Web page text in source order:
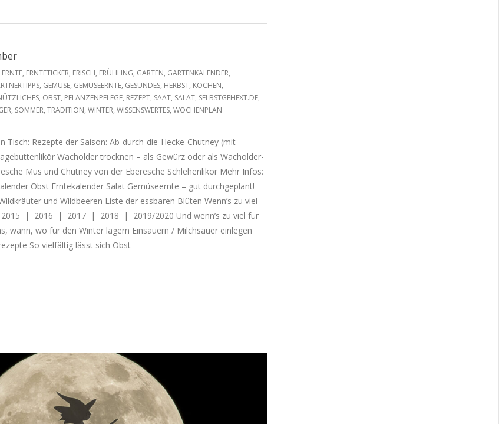
ERNTE, ERNTETICKER, FRISCH, FRÜHLING, GARTEN, GARTENKALENDER,
, GEMÜSE, GEMÜSEERNTE, GESUNDES, HERBST, KOCHEN,
, OBST, PFLANZENPFLEGE, REZEPT, SAAT, SALAT, SELBSTGEHEXT.DE,
, SOMMER, TRADITION, WINTER, WISSENSWERTES, WOCHENPLAN
Tisch: Rezepte der Saison: Ab-durch-die-Hecke-Chutney (mit
Wacholder trocknen – als Gewürz oder als Wacholder-
Mus und Chutney von der Eberesche Schlehenlikör Mehr Infos:
Obst Erntekalender Salat Gemüseernte – gut durchgeplant!
und Wildbeeren Liste der essbaren Blüten Wenn’s zu viel
2015 | 2016 | 2017 | 2018 | 2019/2020 Und wenn’s zu viel für
wann, wo für den Winter lagern Einsäuern / Milchsauer einlegen
So vielfältig lässt sich Obst